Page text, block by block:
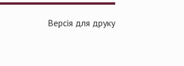
Версія для друку